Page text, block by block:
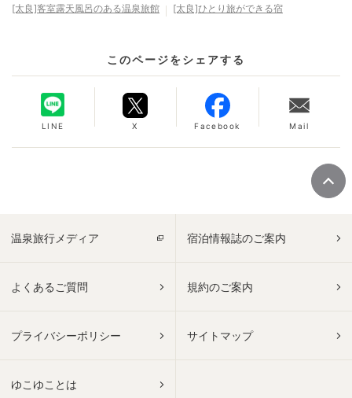
[太良]客室露天風呂のある温泉旅館
[太良]ひとり旅ができる宿
このページをシェアする
LINE X Facebook Mail
温泉旅行メディア 宿泊情報誌のご案内
よくあるご質問 規約のご案内
プライバシーポリシー サイトマップ
ゆこゆことは